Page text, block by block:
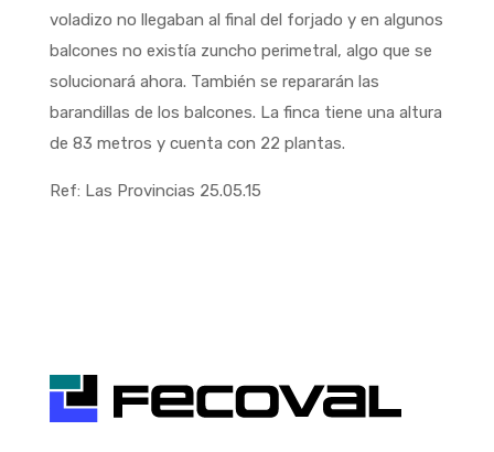
voladizo no llegaban al final del forjado y en algunos
balcones no existía zuncho perimetral, algo que se
solucionará ahora. También se repararán las
barandillas de los balcones. La finca tiene una altura
de 83 metros y cuenta con 22 plantas.
Ref: Las Provincias 25.05.15